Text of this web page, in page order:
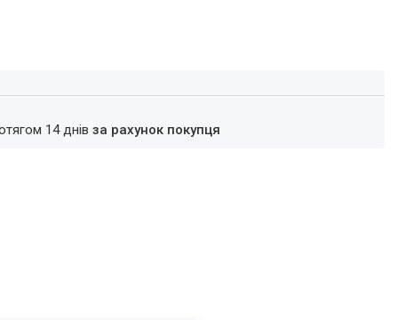
14 днівза рахунок покупця